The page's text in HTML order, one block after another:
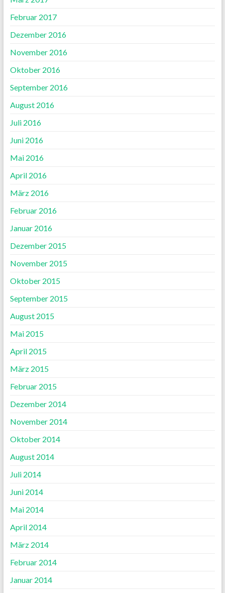
Februar 2017
Dezember 2016
November 2016
Oktober 2016
September 2016
August 2016
Juli 2016
Juni 2016
Mai 2016
April 2016
März 2016
Februar 2016
Januar 2016
Dezember 2015
November 2015
Oktober 2015
September 2015
August 2015
Mai 2015
April 2015
März 2015
Februar 2015
Dezember 2014
November 2014
Oktober 2014
August 2014
Juli 2014
Juni 2014
Mai 2014
April 2014
März 2014
Februar 2014
Januar 2014